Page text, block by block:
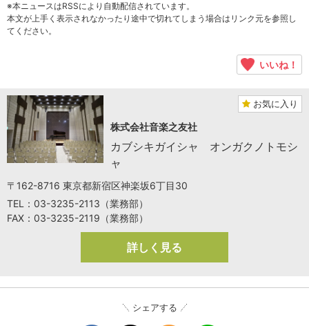
※本ニュースはRSSにより自動配信されています。
本文が上手く表示されなかったり途中で切れてしまう場合はリンク元を参照し
てください。
いいね！
お気に入り
株式会社音楽之友社
カブシキガイシャ オンガクノトモシ
ャ
〒162-8716 東京都新宿区神楽坂6丁目30
TEL：03-3235-2113（業務部）
FAX：03-3235-2119（業務部）
詳しく見る
シェアする